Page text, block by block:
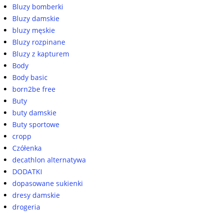
Bluzy bomberki
Bluzy damskie
bluzy męskie
Bluzy rozpinane
Bluzy z kapturem
Body
Body basic
born2be free
Buty
buty damskie
Buty sportowe
cropp
Czółenka
decathlon alternatywa
DODATKI
dopasowane sukienki
dresy damskie
drogeria